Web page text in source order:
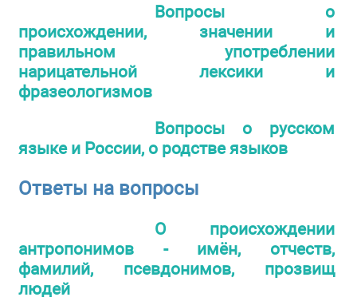
Вопросы о
происхождении, значении и
правильном употреблении
нарицательной лексики и
фразеологизмов
Вопросы о русском
языке и России, о родстве языков
Ответы на вопросы
О происхождении
антропонимов - имён, отчеств,
фамилий, псевдонимов, прозвищ
людей